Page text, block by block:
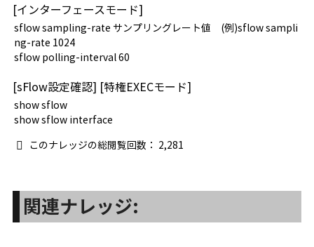
[インターフェースモード]
sflow sampling-rate サンプリングレート値 (例)sflow sampli
ng-rate 1024
sflow polling-interval 60
[sFlow設定確認] [特権EXECモード]
show sflow
show sflow interface
このナレッジの総閲覧回数： 2,281
関連ナレッジ: